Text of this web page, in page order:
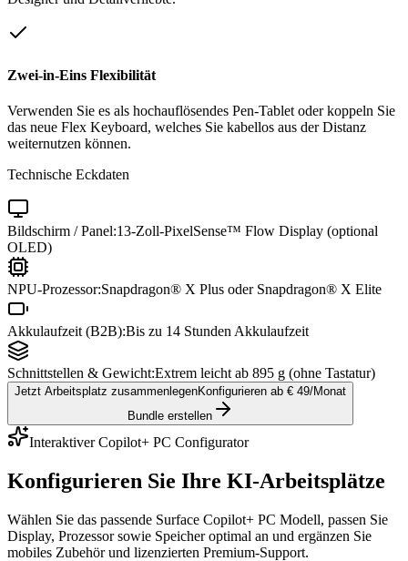
Zwei-in-Eins Flexibilität
Verwenden Sie es als hochauflösendes Pen-Tablet oder koppeln Sie
das neue Flex Keyboard, welches Sie kabellos aus der Distanz
weiternutzen können.
Technische Eckdaten
Bildschirm / Panel:13-Zoll-PixelSense™ Flow Display (optional
OLED)
NPU-Prozessor:Snapdragon® X Plus oder Snapdragon® X Elite
Akkulaufzeit (B2B):Bis zu 14 Stunden Akkulaufzeit
Schnittstellen & Gewicht:Extrem leicht ab 895 g (ohne Tastatur)
Jetzt Arbeitsplatz zusammenlegenKonfigurieren ab € 49/Monat
Bundle erstellen
Interaktiver Copilot+ PC Configurator
Konfigurieren Sie Ihre KI-Arbeitsplätze
Wählen Sie das passende Surface Copilot+ PC Modell, passen Sie
Display, Prozessor sowie Speicher optimal an und ergänzen Sie
mobiles Zubehör und lizenzierten Premium-Support.